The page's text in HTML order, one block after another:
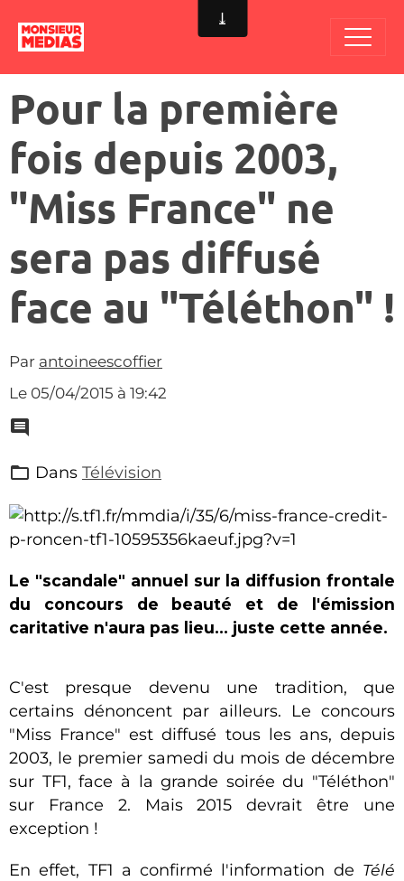
Pour la première
fois depuis 2003,
"Miss France" ne
sera pas diffusé
face au "Téléthon" !
Par antoineescoffier
Le 05/04/2015 à 19:42
Dans Télévision
Le "scandale" annuel sur la diffusion frontale
du concours de beauté et de l'émission
caritative n'aura pas lieu... juste cette année.
C'est presque devenu une tradition, que
certains dénoncent par ailleurs. Le concours
"Miss France" est diffusé tous les ans, depuis
2003, le premier samedi du mois de décembre
sur TF1, face à la grande soirée du "Téléthon"
sur France 2. Mais 2015 devrait être une
exception !
En effet, TF1 a confirmé l'information de Télé